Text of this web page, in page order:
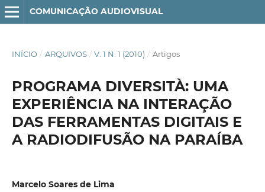
COMUNICAÇÃO AUDIOVISUAL
INÍCIO / ARQUIVOS / V. 1 N. 1 (2010) / Artigos
PROGRAMA DIVERSITÀ: UMA
EXPERIÊNCIA NA INTERAÇÃO
DAS FERRAMENTAS DIGITAIS E
A RADIODIFUSÃO NA PARAÍBA
Marcelo Soares de Lima